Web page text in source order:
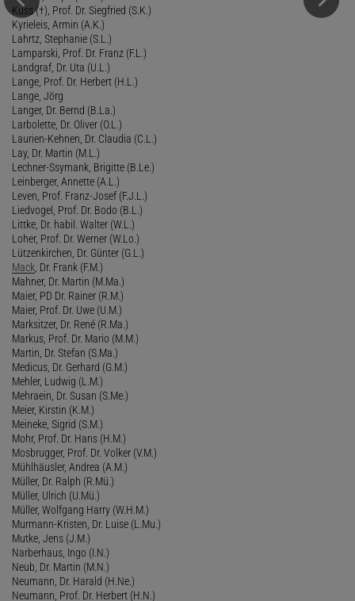
Kuss (†), Prof. Dr. Siegfried (S.K.)
Kyrieleis, Armin (A.K.)
Lahrtz, Stephanie (S.L.)
Lamparski, Prof. Dr. Franz (F.L.)
Landgraf, Dr. Uta (U.L.)
Lange, Prof. Dr. Herbert (H.L.)
Lange, Jörg
Langer, Dr. Bernd (B.La.)
Larbolette, Dr. Oliver (O.L.)
Laurien-Kehnen, Dr. Claudia (C.L.)
Lay, Dr. Martin (M.L.)
Lechner-Ssymank, Brigitte (B.Le.)
Leinberger, Annette (A.L.)
Leven, Prof. Franz-Josef (F.J.L.)
Liedvogel, Prof. Dr. Bodo (B.L.)
Littke, Dr. habil. Walter (W.L.)
Loher, Prof. Dr. Werner (W.Lo.)
Lützenkirchen, Dr. Günter (G.L.)
Mack , Dr. Frank (F.M.)
Mahner, Dr. Martin (M.Ma.)
Maier, PD Dr. Rainer (R.M.)
Maier, Prof. Dr. Uwe (U.M.)
Marksitzer, Dr. René (R.Ma.)
Markus, Prof. Dr. Mario (M.M.)
Martin, Dr. Stefan (S.Ma.)
Medicus, Dr. Gerhard (G.M.)
Mehler, Ludwig (L.M.)
Mehraein, Dr. Susan (S.Me.)
Meier, Kirstin (K.M.)
Meineke, Sigrid (S.M.)
Mohr, Prof. Dr. Hans (H.M.)
Mosbrugger, Prof. Dr. Volker (V.M.)
Mühlhäusler, Andrea (A.M.)
Müller, Dr. Ralph (R.Mü.)
Müller, Ulrich (U.Mü.)
Müller, Wolfgang Harry (W.H.M.)
Murmann-Kristen, Dr. Luise (L.Mu.)
Mutke, Jens (J.M.)
Narberhaus, Ingo (I.N.)
Neub, Dr. Martin (M.N.)
Neumann, Dr. Harald (H.Ne.)
Neumann, Prof. Dr. Herbert (H.N.)